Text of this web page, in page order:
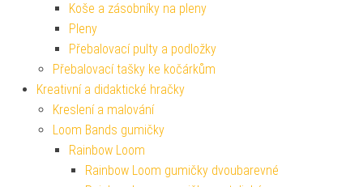
Koše a zásobníky na pleny
Pleny
Přebalovací pulty a podložky
Přebalovací tašky ke kočárkům
Kreativní a didaktické hračky
Kreslení a malování
Loom Bands gumičky
Rainbow Loom
Rainbow Loom gumičky dvoubarevné